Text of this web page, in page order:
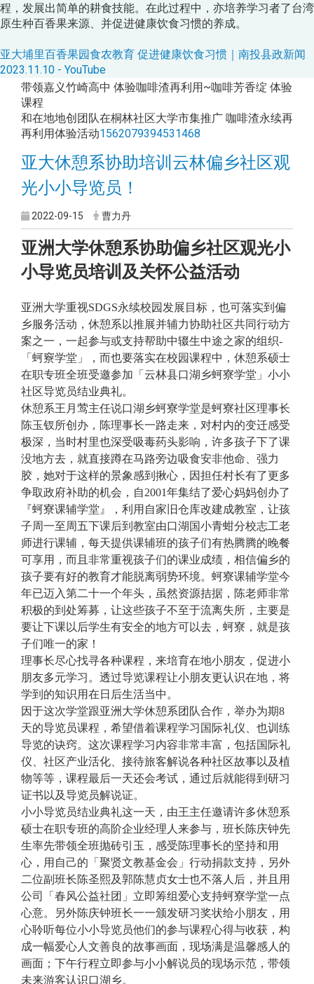
程，发展出简单的耕食技能。在此过程中，亦培养学习者了台湾
原生种百香果来源、并促进健康饮食习惯的养成。
亚大埔里百香果园食农教育 促进健康饮食习惯｜南投县政新闻
2023.11.10 - YouTube
带领嘉义竹崎高中 体验咖啡渣再利用~咖啡芳香绽 体验
课程
和在地地创团队在桐林社区大学市集推广 咖啡渣永续再
再利用体验活动1562079394531468
亚大休憩系协助培训云林偏乡社区观
光小小导览员！
2022-09-15 曹力丹
亚洲大学休憩系协助偏乡社区观光小
小导览员培训及关怀公益活动
亚洲大学重视SDGS永续校园发展目标，也可落实到偏
乡服务活动，休憩系以推展并辅力协助社区共同行动方
案之一，一起参与或支持帮助中辍生中途之家的组织-
「蚵竂学堂」，而也要落实在校园课程中，休憩系硕士
在职专班全班受邀参加「云林县口湖乡蚵寮学堂」小小
社区导览员结业典礼。
休憩系王月莺主任说口湖乡蚵寮学堂是蚵寮社区理事长
陈玉钗所创办， 陈理事长一路走来，对村内的变迁感受
极深，当时村里也深受吸毒药头影响，许多孩子下了课
没地方去，就直接蹲在马路旁边吸食安非他命、强力
胶，她对于这样的景象感到揪心，因担任村长有了更多
争取政府补助的机会，自2001年集结了爱心妈妈创办了
『蚵寮课辅学堂』，利用自家旧仓库改建成教室，让孩
子周一至周五下课后到教室由口湖国小青蚶分校志工老
师进行课辅，每天提供课辅班的孩子们有热腾腾的晚餐
可享用，而且非常重视孩子们的课业成绩，相信偏乡的
孩子要有好的教育才能脱离弱势环境。蚵寮课辅学堂今
年已迈入第二十一个年头，虽然资源拮据，陈老师非常
积极的到处筹募，让这些孩子不至于流离失所， 主要是
要让下课以后学生有安全的地方可以去， 蚵寮，就是孩
子们唯一的家 ！
理事长尽心找寻各种课程，来培育在地小朋友，促进小
朋友多元学习。透过导览课程让小朋友更认识在地，将
学到的知识用在日后生活当中。
因于这次学堂跟亚洲大学休憩系团队合作，举办为期8
天的导览员课程，希望借着课程学习国际礼仪、也训练
导览的诀窍。这次课程学习内容非常丰富，包括国际礼
仪、社区产业活化、接待旅客解说各种社区故事以及植
物等等，课程最后一天还会考试，通过后就能得到研习
证书以及导览员解说证。
小小导览员结业典礼这一天，由王主任邀请许多休憩系
硕士在职专班的高阶企业经理人来参与，班长陈庆钟先
生率先带领全班抛砖引玉，感受陈理事长的坚持和用
心，用自己的「聚贤文教基金会」行动捐款支持，另外
二位副班长陈圣熙及郭陈慧贞女士也不落人后，并且用
公司「春风公益社团」立即筹组爱心支持蚵寮学堂一点
心意。另外陈庆钟班长一一颁发研习奖状给小朋友，用
心聆听每位小小导览员他们的参与课程心得与收获，构
成一幅爱心人文善良的故事画面，现场满是温馨感人的
画面；下午行程立即参与小小解说员的现场示范，带领
未来游客认识口湖乡。